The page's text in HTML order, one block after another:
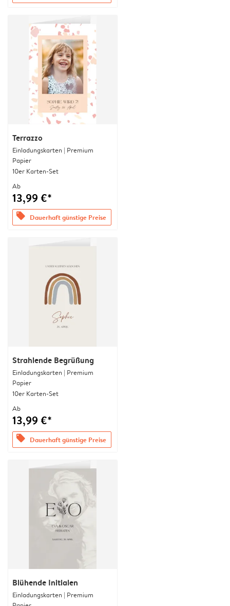
Terrazzo
Einladungskarten | Premium
Papier
10er Karten-Set
Ab
13,99 €*
offers Dauerhaft günstige Preise
Strahlende Begrüßung
Einladungskarten | Premium
Papier
10er Karten-Set
Ab
13,99 €*
offers Dauerhaft günstige Preise
Blühende Initialen
Einladungskarten | Premium